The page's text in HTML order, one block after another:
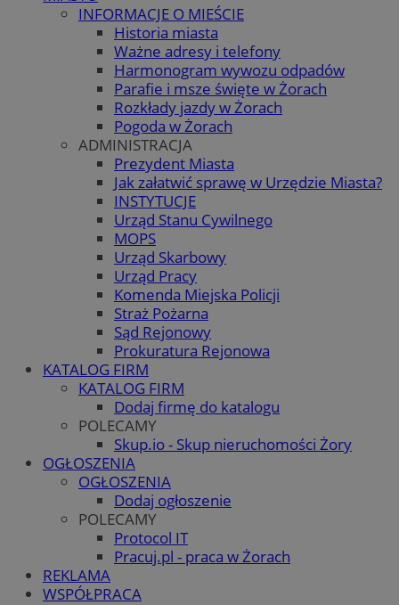
INFORMACJE O MIEŚCIE
Historia miasta
Ważne adresy i telefony
Harmonogram wywozu odpadów
Parafie i msze święte w Żorach
Rozkłady jazdy w Żorach
Pogoda w Żorach
ADMINISTRACJA
Prezydent Miasta
Jak załatwić sprawę w Urzędzie Miasta?
INSTYTUCJE
Urząd Stanu Cywilnego
MOPS
Urząd Skarbowy
Urząd Pracy
Komenda Miejska Policji
Straż Pożarna
Sąd Rejonowy
Prokuratura Rejonowa
KATALOG FIRM
KATALOG FIRM
Dodaj firmę do katalogu
POLECAMY
Skup.io - Skup nieruchomości Żory
OGŁOSZENIA
OGŁOSZENIA
Dodaj ogłoszenie
POLECAMY
Protocol IT
Pracuj.pl - praca w Żorach
REKLAMA
WSPÓŁPRACA